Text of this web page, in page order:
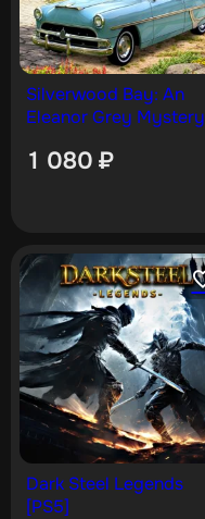
Silverwood Bay: An
Eleanor Grey Mystery
1 080 ₽
Dark Steel Legends
[PS5]